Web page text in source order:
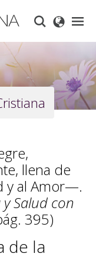
llena de
y al Amor—.
y Salud con
395)
de la